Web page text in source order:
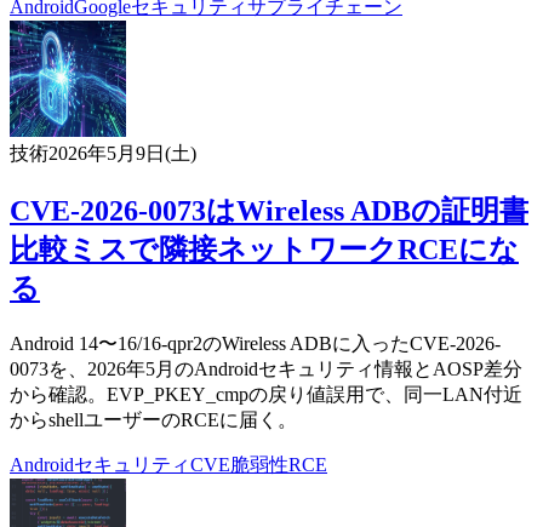
AndroidGoogleセキュリティサプライチェーン
技術2026年5月9日(土)
CVE-2026-0073はWireless ADBの証明書
比較ミスで隣接ネットワークRCEにな
る
Android 14〜16/16-qpr2のWireless ADBに入ったCVE-2026-
0073を、2026年5月のAndroidセキュリティ情報とAOSP差分
から確認。EVP_PKEY_cmpの戻り値誤用で、同一LAN付近
からshellユーザーのRCEに届く。
AndroidセキュリティCVE脆弱性RCE